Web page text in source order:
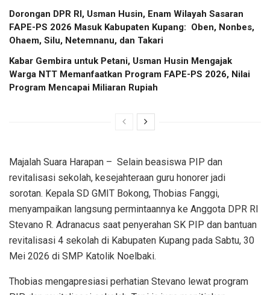
Dorongan DPR RI, Usman Husin, Enam Wilayah Sasaran
FAPE-PS 2026 Masuk Kabupaten Kupang: Oben, Nonbes,
Ohaem, Silu, Netemnanu, dan Takari
Kabar Gembira untuk Petani, Usman Husin Mengajak
Warga NTT Memanfaatkan Program FAPE-PS 2026, Nilai
Program Mencapai Miliaran Rupiah
Majalah Suara Harapan – Selain beasiswa PIP dan
revitalisasi sekolah, kesejahteraan guru honorer jadi
sorotan. Kepala SD GMIT Bokong, Thobias Fanggi,
menyampaikan langsung permintaannya ke Anggota DPR RI
Stevano R. Adranacus saat penyerahan SK PIP dan bantuan
revitalisasi 4 sekolah di Kabupaten Kupang pada Sabtu, 30
Mei 2026 di SMP Katolik Noelbaki.
Thobias mengapresiasi perhatian Stevano lewat program